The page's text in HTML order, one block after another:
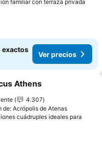
familiar con terraza privada
exactos
Ver precios
a favoritos
Athens
4.307
de: Acrópolis de Atenas
cuádruples ideales para